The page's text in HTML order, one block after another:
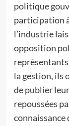
politique
participation
l’industrie
opposition
la gestion, ils
de publier
repoussées
connaissance